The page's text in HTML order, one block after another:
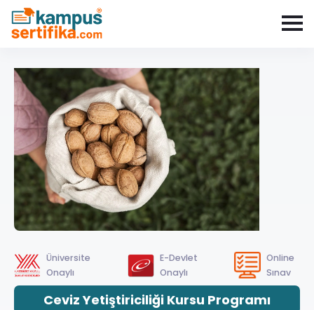
Üniversite
Onaylı
E-Devlet
Onaylı
Online
Sınav
Ceviz Yetiştiriciliği Kursu Programı